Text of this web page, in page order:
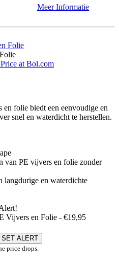
Meer Informatie
at Bol.com
folie biedt een eenvoudige en
snel en waterdicht te herstellen.
van PE vijvers en folie zonder
langdurige en waterdichte
Vijvers en Folie - €19,95
SET ALERT
price drops.